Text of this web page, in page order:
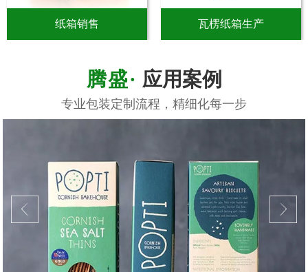
纸箱销售 瓦楞纸箱生产
应用案例